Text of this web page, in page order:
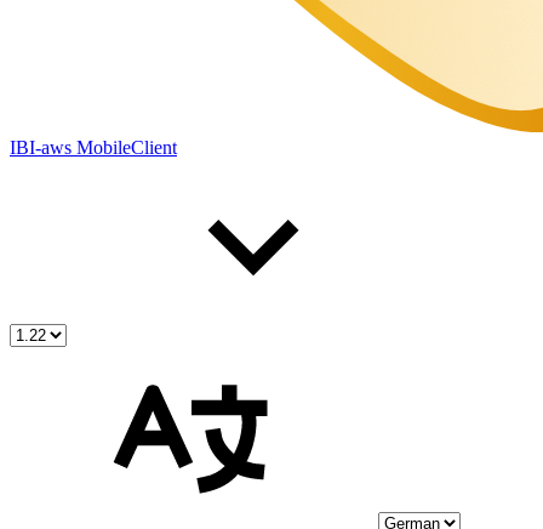
IBI-aws MobileClient